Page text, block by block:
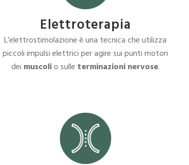
Elettroterapia
L’elettrostimolazione è una tecnica che utilizza
piccoli impulsi elettrici per agire sui punti motori
dei muscolio sulle terminazioni nervose.